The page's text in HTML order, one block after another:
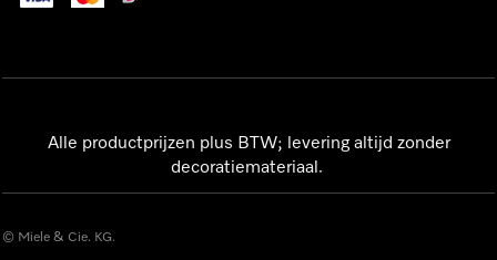
Alle productprijzen plus BTW; levering altijd zonder
decoratiemateriaal.
© Miele & Cie. KG.